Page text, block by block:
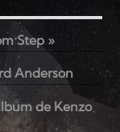
Step »
Anderson
de Kenzo